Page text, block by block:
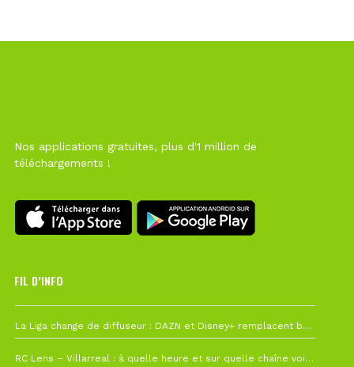
Nos applications gratuites, plus d'1 million de
téléchargements !
FIL D’INFO
La Liga change de diffuseur : DAZN et Disney+ remplacent beIN Sports !
RC Lens – Villarreal : à quelle heure et sur quelle chaîne voir la finale de la Como Cup ?